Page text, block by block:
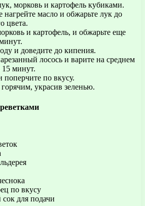
морковь и картофель кубиками.
нагрейте масло и обжарьте лук до
цвета.
и картофель, и обжарьте еще
и доведите до кипения.
лосось и варите на среднем
15 минут.
поперчите по вкусу.
украсив зеленью.
по вкусу
для подачи